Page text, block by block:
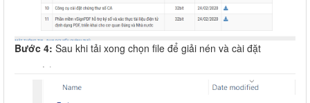
Bước 4: Sau khi tải xong chọn file để giải nén và cài đặt